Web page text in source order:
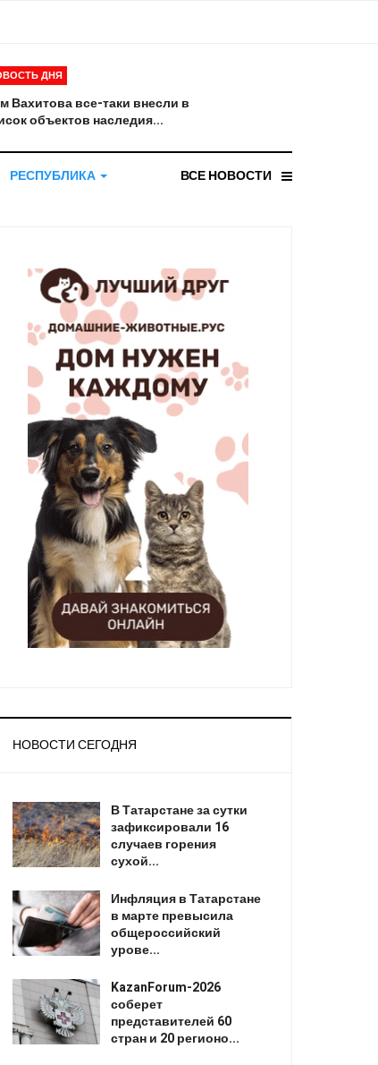
ДНЯ
Вахитова все-таки внесли в
объектов наследия...
РЕСПУБЛИКА ВСЕ НОВОСТИ
НОВОСТИ СЕГОДНЯ
В Татарстане за сутки
зафиксировали 16
случаев горения
сухой...
Инфляция в Татарстане
в марте превысила
общероссийский
урове...
KazanForum-2026
соберет
представителей 60
стран и 20 регионо...